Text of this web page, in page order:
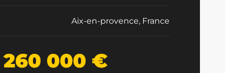
Aix-en-provence, France
260 000 €